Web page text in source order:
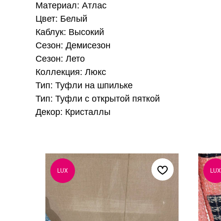
Материал: Атлас
Цвет: Белый
Каблук: Высокий
Сезон: Демисезон
Сезон: Лето
Коллекция: Люкс
Тип: Туфли на шпильке
Тип: Туфли с открытой пяткой
Декор: Кристаллы
LUX LUX